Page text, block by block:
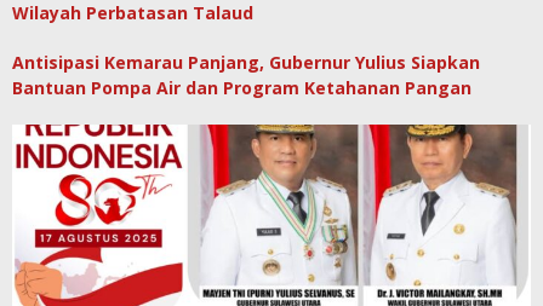
Wilayah Perbatasan Talaud
Antisipasi Kemarau Panjang, Gubernur Yulius Siapkan
Bantuan Pompa Air dan Program Ketahanan Pangan